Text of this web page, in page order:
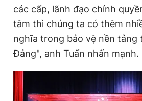
Giấy phép xuất bản số 110/GP - BTTTT
© 2003-2026 Bản quyền thuộc về Báo
chép dưới mọi hình thức nếu không có
bản. Phát triển bởi ePi Technologies, JSC.
các cấp, lãnh đạo chính
tâm thì chúng ta có thêm
nghĩa trong bảo vệ nền tảng
Đảng", anh Tuấn nhấn mạnh.